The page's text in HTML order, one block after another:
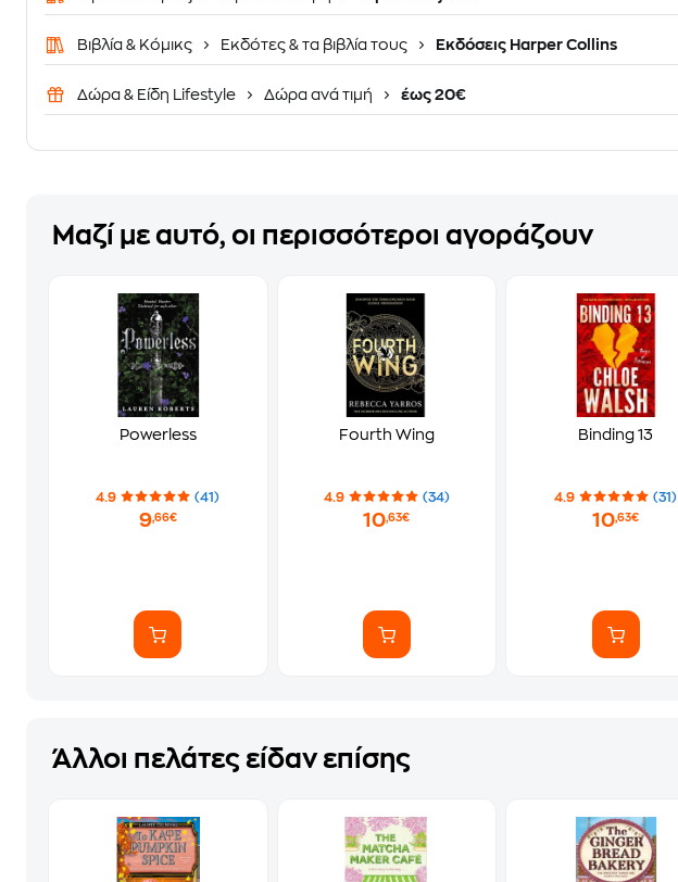
Βιβλία & Κόμικς Εκδότες & τα βιβλία τους Εκδόσεις Harper Collins
Δώρα & Είδη Lifestyle Δώρα ανά τιμή έως 20€
Μαζί με αυτό, οι περισσότεροι αγοράζουν
Powerless
4.9 (41)
9,66€
Fourth Wing
4.9 (34)
10,63€
Binding 13
4.9 (31)
10,63€
Άλλοι πελάτες είδαν επίσης